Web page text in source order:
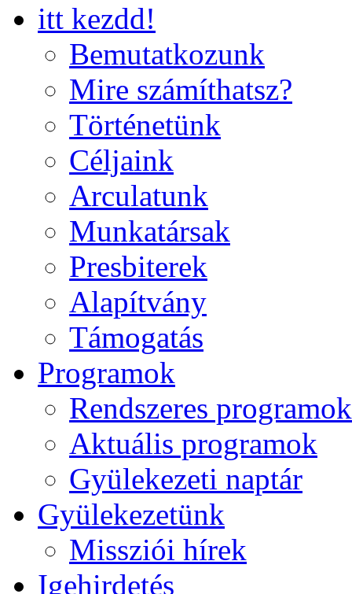
itt kezdd!
Bemutatkozunk
Mire számíthatsz?
Történetünk
Céljaink
Arculatunk
Munkatársak
Presbiterek
Alapítvány
Támogatás
Programok
Rendszeres programok
Aktuális programok
Gyülekezeti naptár
Gyülekezetünk
Missziói hírek
Igehirdetés